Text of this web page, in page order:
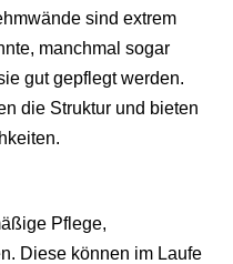
sind extrem
manchmal sogar
gut gepflegt werden.
die Struktur und bieten
Pflege,
Diese können im Laufe